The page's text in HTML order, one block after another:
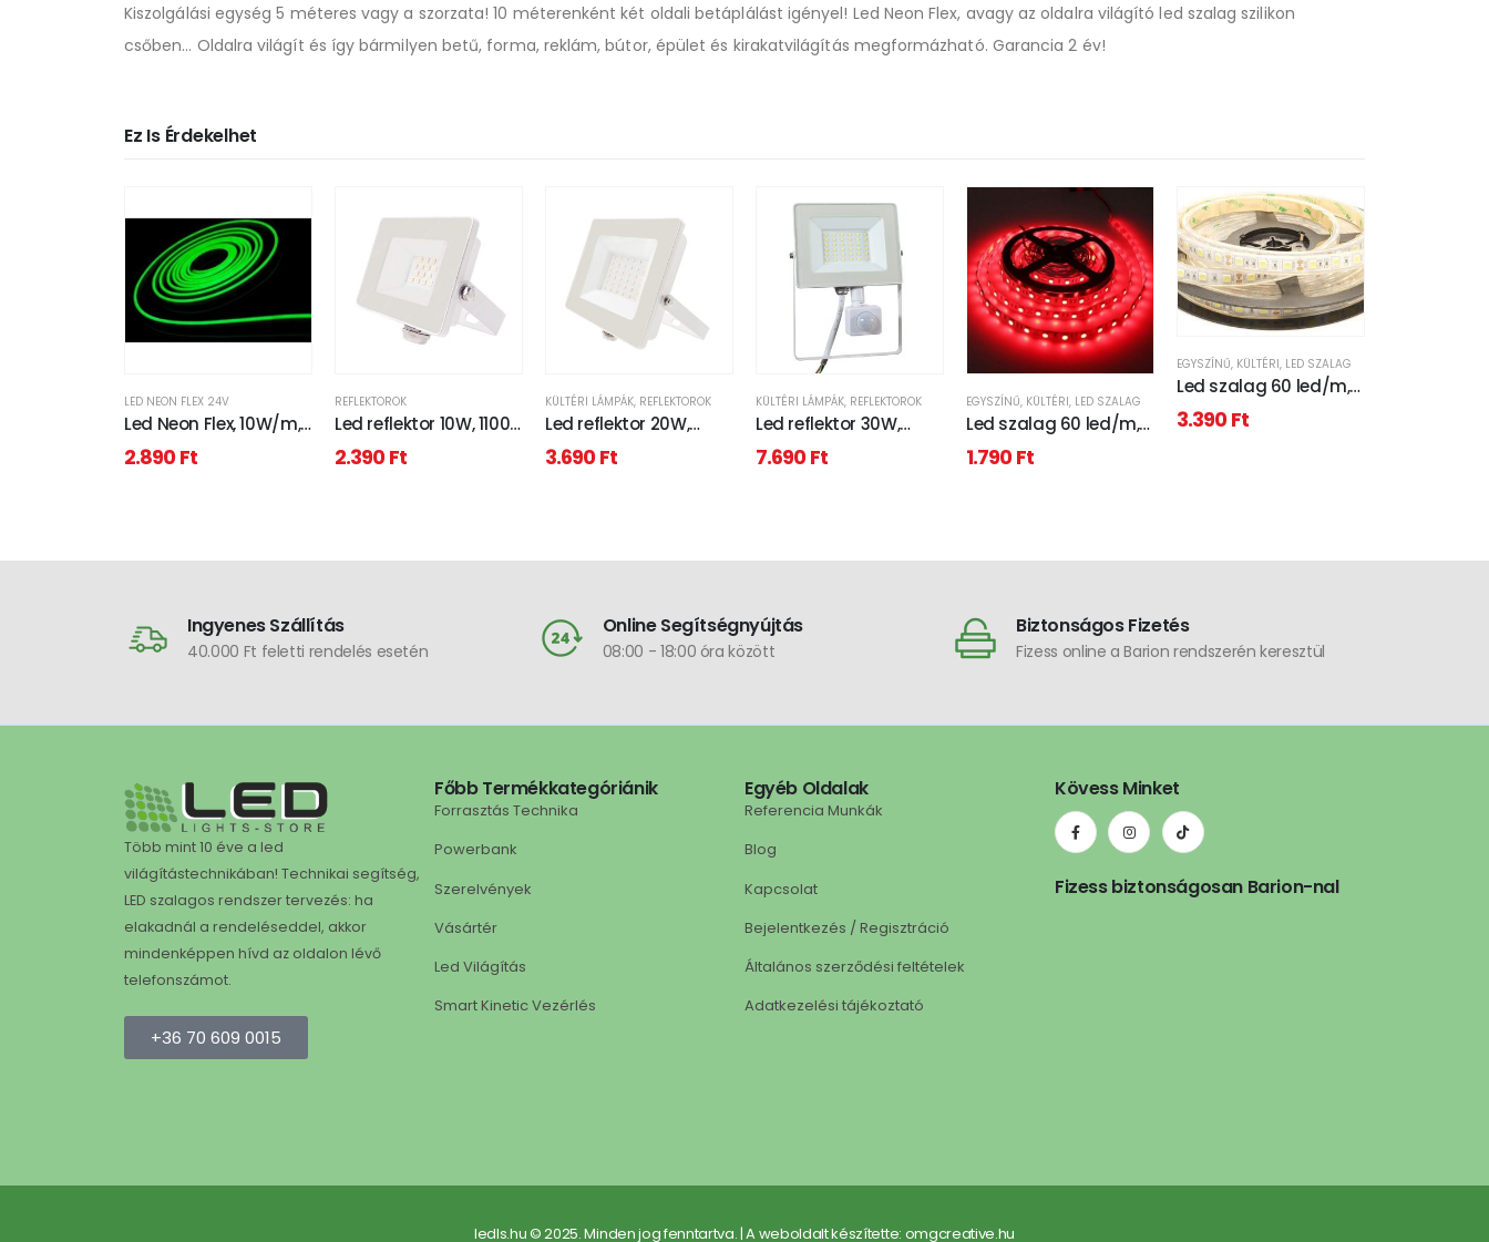
Kiszolgálási egység 5 méteres vagy a szorzata! 10 méterenként két oldali betáplálást igényel! Led Neon Flex, avagy az oldalra világító led szalag szilikon
csőben… Oldalra világít és így bármilyen betű, forma, reklám, bútor, épület és kirakatvilágítás megformázható. Garancia 2 év!
Ez Is Érdekelhet
LED NEON FLEX 24V
Led Neon Flex, 10W/m,
120 Led/m, 24V,
6x12mm, IP68 vízálló
2.890Ft
REFLEKTOROK
Led reflektor 10W, 1100
lumen, IP65, vízálló.
6300 kelvin, hideg
2.390Ft
KÜLTÉRI LÁMPÁK, REFLEKTOROK
Led reflektor 20W,
keskeny, fehér házban,
hideg fehér.
3.690Ft
KÜLTÉRI LÁMPÁK, REFLEKTOROK
Led reflektor 30W,
3200 lumen,
mozgásérzékelővel,
7.690Ft
EGYSZÍNŰ, KÜLTÉRI, LED SZALAG
Led szalag 60 led/m,
2835 chip, piros, extra
erős fény, IP65 vízálló
1.790Ft
EGYSZÍNŰ, KÜLTÉRI, LED SZALAG
Led szalag 60 led/m,
6000K, hideg fehér,
5050 chip, 1440
3.390Ft
Ingyenes Szállítás
40.000 Ft feletti rendelés esetén
Online Segítségnyújtás
08:00 - 18:00 óra között
Biztonságos Fizetés
Fizess online a Barion rendszerén keresztül
Több mint 10 éve a led
világítástechnikában! Technikai segítség,
LED szalagos rendszer tervezés: ha
elakadnál a rendeléseddel, akkor
mindenképpen hívd az oldalon lévő
telefonszámot.
+36 70 609 0015
Főbb Termékkategóriánik
Forrasztás Technika
Powerbank
Szerelvények
Vásártér
Led Világítás
Smart Kinetic Vezérlés
Egyéb Oldalak
Referencia Munkák
Blog
Kapcsolat
Bejelentkezés / Regisztráció
Általános szerződési feltételek
Adatkezelési tájékoztató
Kövess Minket
Fizess biztonságosan Barion-nal
ledls.hu © 2025. Minden jog fenntartva. | A weboldalt készítette: omgcreative.hu